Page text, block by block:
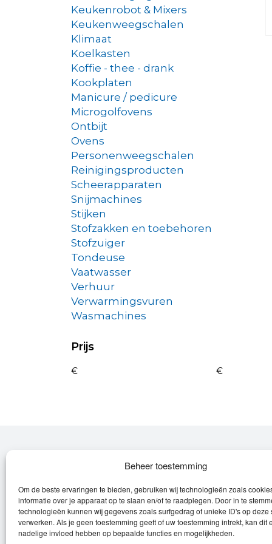
Beheer toestemming
Om de beste ervaringen te bieden, gebruiken wij technologieën zoals
informatie over je apparaat op te slaan en/of te raadplegen. Door in te
technologieën kunnen wij gegevens zoals surfgedrag of unieke ID's op deze
verwerken. Als je geen toestemming geeft of uw toestemming intrekt, kan dit
nadelige invloed hebben op bepaalde functies en mogelijkheden.
Keukenrobot & Mixers
Keukenweegschalen
Klimaat
Koelkasten
Koffie - thee - drank
Kookplaten
Manicure / pedicure
Microgolfovens
Ontbijt
Ovens
Personenweegschalen
Reinigingsproducten
Scheerapparaten
Snijmachines
Stijken
Stofzakken en toebehoren
Stofzuiger
Tondeuse
Vaatwasser
Verhuur
Verwarmingsvuren
Wasmachines
Prijs
€ €
Over Leroy
Leroy verzorgt de verkoop, het onderhoud
en eventuele herstellingen van
(elektrische) fietsen en elektro toestellen.